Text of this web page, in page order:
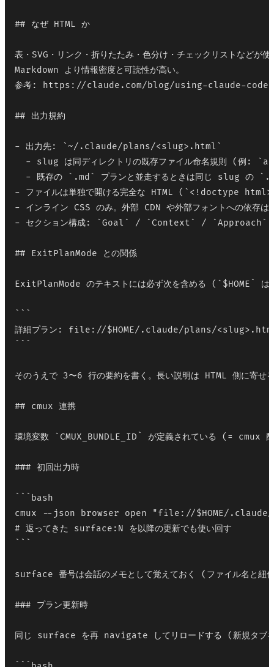
## なぜ HTML か
表・SVG・リンク・折りたたみ・色分け・チェックリストなどが使
Markdown より情報密度と可読性が高い。
参考: https://claude.com/blog/using-claude-
## 出力規約
- 出力先: `~/.claude/plans/<slug>.html`
- slug は同ディレクトリの既存ファイル命名規則 (例:
- 既存の `.md` プランと並走するときは同じ slug の
- ファイルは単独で開ける完全な HTML (`<!doctype
- インライン CSS のみ。外部 CDN や外部フォントへの依存
- セクション構成: `Goal` / `Context` /
## ExitPlanMode との関係
ExitPlanMode のテキストには必ず次を含める (`$HOME` は
詳細プラン: file://$HOME/.claude/plans/
そのうえで 3〜6 行の要約を書く。長い説明は HTML 側に寄せ
## cmux 連携
環境変数 `CMUX_BUNDLE_ID` が定義されている (= cmux
### 初回出力時
```bash
cmux --json browser open "file://$HOME/
# 返ってきた surface:N を以降の更新でも使い回す
surface 番号は会話のメモとして覚えておく (ファイル名と紐
### プラン更新時
同じ surface を再 navigate してリロードする (新規タブ